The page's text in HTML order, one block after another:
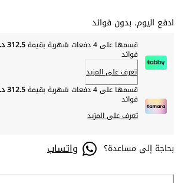
ادفع اليوم. بدون فوائد
قسمها على 4 دفعات شهرية بقيمة 312.5 د.إ
فوائد
تعرف على المزيد
قسمها على 4 دفعات شهرية بقيمة
312.5 د.إ
فوائد
تعرف على المزيد
بحاجة إلى مساعدة؟ واتساب